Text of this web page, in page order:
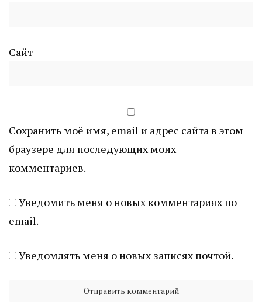
Сайт
Сохранить моё имя, email и адрес сайта в этом
браузере для последующих моих
комментариев.
Уведомить меня о новых комментариях по
email.
Уведомлять меня о новых записях почтой.